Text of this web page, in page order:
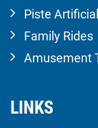
Piste
Family Rides
Amusement
LINKS